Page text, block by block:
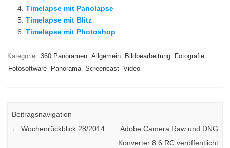
Timelapse mit Panolapse
Timelapse mit Blitz
Timelapse mit Photoshop
Kategorie: 360 Panoramen Allgemein Bildbearbeitung
Fotografie
Fotosoftware
Panorama Screencast Video
Beitragsnavigation
← Wochenrückblick 28/2014
Adobe Camera Raw und DNG
Konverter 8.6 RC veröffentlicht